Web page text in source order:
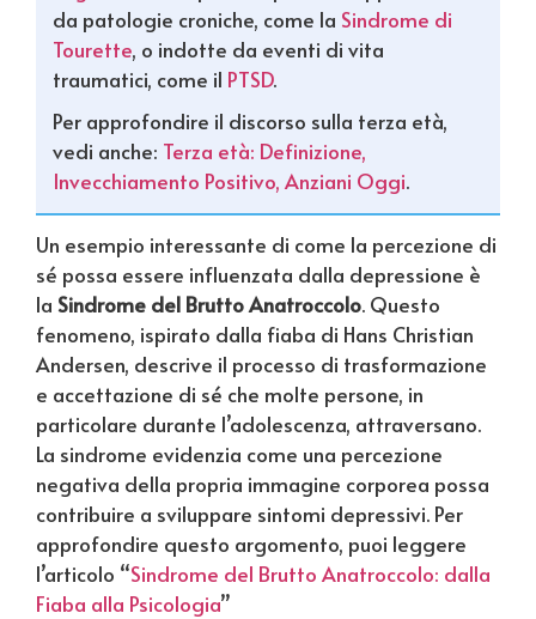
da patologie croniche, come la Sindrome di
Tourette, o indotte da eventi di vita
traumatici, come il PTSD.
Per approfondire il discorso sulla terza età,
vedi anche: Terza età: Definizione,
Invecchiamento Positivo, Anziani Oggi.
Un esempio interessante di come la percezione di
sé possa essere influenzata dalla depressione è
la Sindrome del Brutto Anatroccolo. Questo
fenomeno, ispirato dalla fiaba di Hans Christian
Andersen, descrive il processo di trasformazione
e accettazione di sé che molte persone, in
particolare durante l’adolescenza, attraversano.
La sindrome evidenzia come una percezione
negativa della propria immagine corporea possa
contribuire a sviluppare sintomi depressivi. Per
approfondire questo argomento, puoi leggere
l’articolo “Sindrome del Brutto Anatroccolo: dalla
Fiaba alla Psicologia”